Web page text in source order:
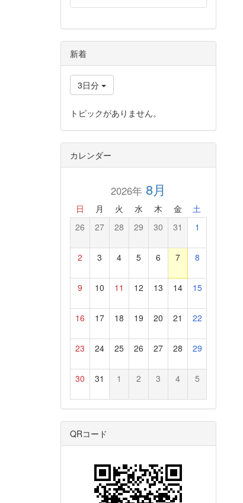
新着
3日分
トピックがありません。
カレンダー
2026年8月
日 月 火 水 木 金 土
26 27 28 29 30 31 1
2 3 4 5 6 7 8
9 10 11 12 13 14 15
16 17 18 19 20 21 22
23 24 25 26 27 28 29
30 31 1 2 3 4 5
QRコード